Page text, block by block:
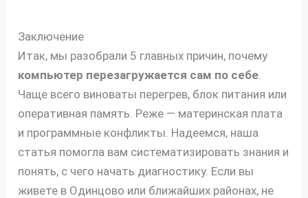
Заключение
Итак, мы разобрали 5 главных причин, почему
компьютер перезагружается сам по себе
Чаще всего виноваты перегрев, блок питания или
оперативная память. Реже — материнская плата
и программные конфликты. Надеемся, наша
статья помогла вам систематизировать знания и
понять, с чего начать диагностику. Если вы
живете в Одинцово или ближайших районах, не